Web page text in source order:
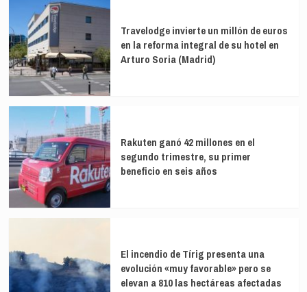
Travelodge invierte un millón de euros
en la reforma integral de su hotel en
Arturo Soria (Madrid)
Rakuten ganó 42 millones en el
segundo trimestre, su primer
beneficio en seis años
El incendio de Tírig presenta una
evolución «muy favorable» pero se
elevan a 810 las hectáreas afectadas